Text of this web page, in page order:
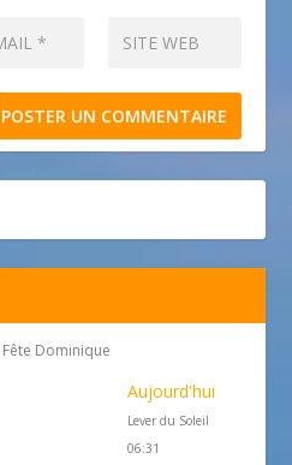
Dominique
Aujourd'hui
Lever du Soleil
06:31